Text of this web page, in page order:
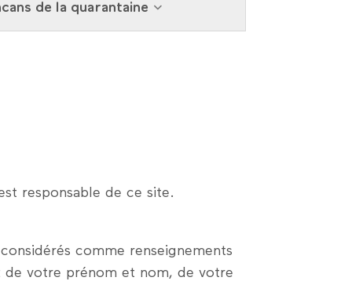
de la quarantaine
responsable de ce site.
comme renseignements
de votre prénom et nom, de votre